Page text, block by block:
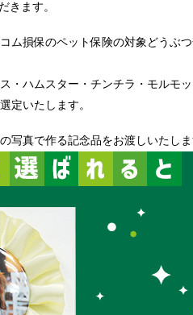
きます。
ム損保のペット保険の対象どうぶ
・ハムスター・チンチラ・モルモ
定いたします。
写真で作る記念品をお渡しいたしま